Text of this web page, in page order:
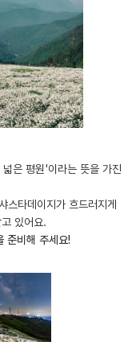
은 평원'이라는 뜻을 가진
타데이지가 흐드러지게
있어요.
준비해 주세요!